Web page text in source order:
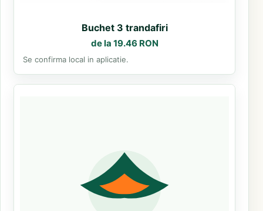
Buchet 3 trandafiri
de la 19.46 RON
Se confirma local in aplicatie.